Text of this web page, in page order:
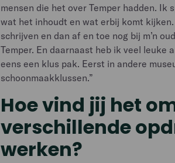
mensen die het over Temper hadden. Ik
wat het inhoudt en wat erbij komt
schrijven en dan af en toe nog bij m’n
Temper. En daarnaast heb ik veel
eens een klus pak. Eerst in andere
schoonmaakklussen.”
Hoe vind jij het
verschillende
werken?